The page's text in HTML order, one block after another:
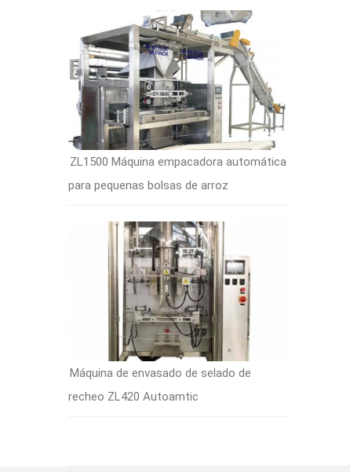
ZL1500 Máquina empacadora automática
para pequenas bolsas de arroz
Máquina de envasado de selado de
recheo ZL420 Autoamtic